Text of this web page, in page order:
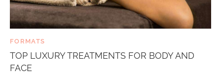
FORMATS
TOP LUXURY TREATMENTS FOR BODY AND
FACE